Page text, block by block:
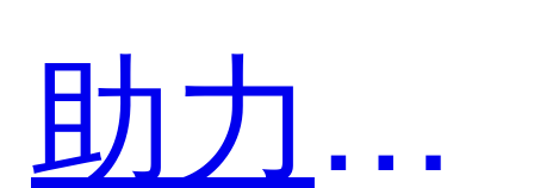
助力58